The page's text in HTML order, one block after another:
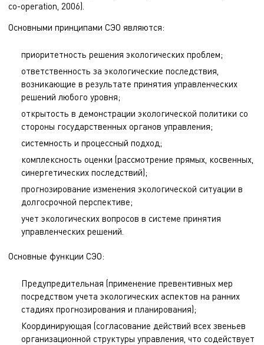
co-operation, 2006).
Основными принципами СЭО являются:
приоритетность решения экологических проблем;
ответственность за экологические последствия,
возникающие в результате принятия управленческих
решений любого уровня;
открытость в демонстрации экологической политики со
стороны государственных органов управления;
системность и процессный подход;
комплексность оценки (рассмотрение прямых, косвенных,
синергетических последствий);
прогнозирование изменения экологической ситуации в
долгосрочной перспективе;
учет экологических вопросов в системе принятия
управленческих решений.
Основные функции СЭО:
Предупредительная (применение превентивных мер
посредством учета экологических аспектов на ранних
стадиях прогнозирования и планирования);
Координирующая (согласование действий всех звеньев
организационной структуры управления, что содействует